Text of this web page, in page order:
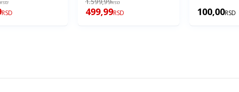
RSD
RSD
RSD
499,99RSD 100,00RSD